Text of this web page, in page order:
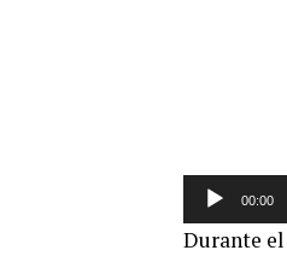
00:00
Durante